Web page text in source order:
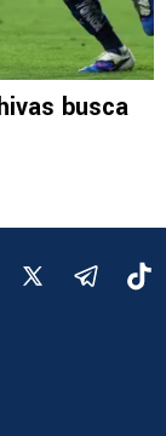
busca